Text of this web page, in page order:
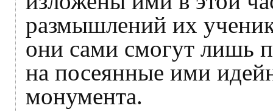
размышлений их
они сами смогут лишь
на посеянные ими
монумента.